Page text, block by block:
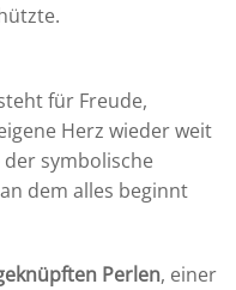
für Freude,
Herz wieder weit
der symbolische
dem alles beginnt
Perlen, einer